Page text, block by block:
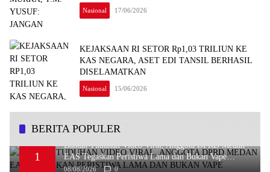
Nasional 17/06/2026
KEJAKSAAN RI SETOR Rp1,03 TRILIUN KE
KAS NEGARA, ASET EDI TANSIL BERHASIL
DISELAMATKAN
Nasional 15/06/2026
BERITA POPULER
1
Bantah Tuduhan Video Viral, Anggota DPRD Medan
EAS Tegaskan Peristiwa Lama dan Bukan Vape
Narkotika
08/08/2026 0